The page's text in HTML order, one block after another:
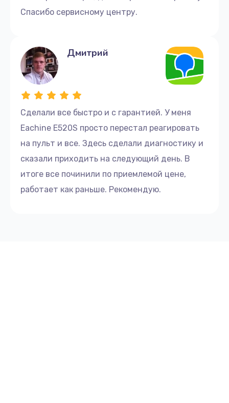
Спасибо сервисному центру.
Сделали все быстро и с гарантией. У меня
Eachine E520S просто перестал реагировать
на пульт и все. Здесь сделали диагностику и
сказали приходить на следующий день. В
итоге все починили по приемлемой цене,
работает как раньше. Рекомендую.
Дмитрий